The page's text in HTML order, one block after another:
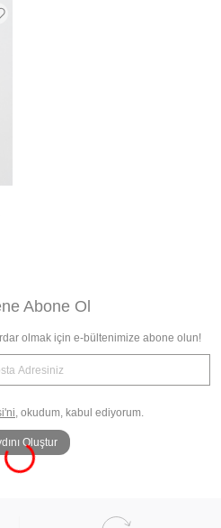
Abone Ol
olmak için e-bültenimize abone olun!
Oluştur
, okudum, kabul ediyorum.